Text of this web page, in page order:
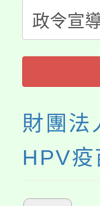
者。
份教
淨零
會
115
程
財團法
HPV